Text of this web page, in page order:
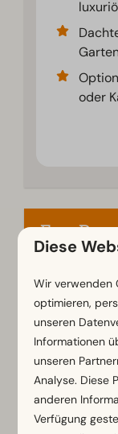
oder
Niederlande
Diese
Wir verwenden
optimieren,
unseren
Informationen
unseren
Analyse. Diese
anderen
Verfügung